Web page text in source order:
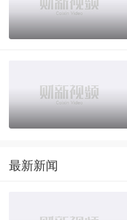
最新新闻